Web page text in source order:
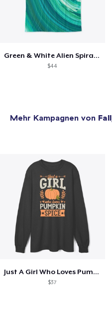
Green & White Alien Spiral Merch
$44
Mehr Kampagnen von Fall
Just A Girl Who Loves Pumpkin Spice
$37